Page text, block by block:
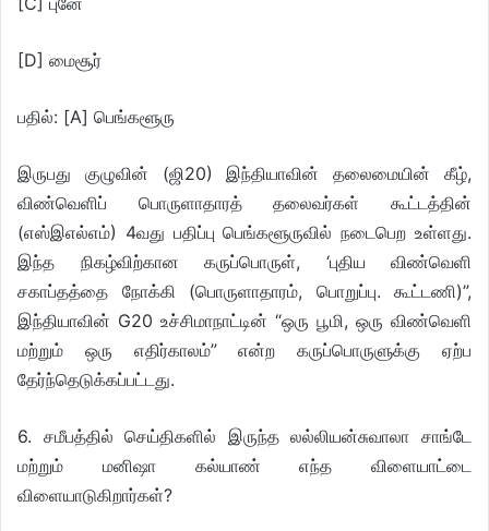
[D] மைசூர்
பதில்: [A] பெங்களூரு
இருபது குழுவின் (ஜி20) இந்தியாவின் தலைமையின் கீழ்,
விண்வெளிப் பொருளாதாரத் தலைவர்கள் கூட்டத்தின்
(எஸ்இஎல்எம்) 4வது பதிப்பு பெங்களூருவில் நடைபெற உள்ளது.
இந்த நிகழ்விற்கான கருப்பொருள், ‘புதிய விண்வெளி
சகாப்தத்தை நோக்கி (பொருளாதாரம், பொறுப்பு. கூட்டணி)”,
இந்தியாவின் G20 உச்சிமாநாட்டின் “ஒரு பூமி, ஒரு விண்வெளி
மற்றும் ஒரு எதிர்காலம்” என்ற கருப்பொருளுக்கு ஏற்ப
தேர்ந்தெடுக்கப்பட்டது.
6. சமீபத்தில் செய்திகளில் இருந்த லல்லியன்சுவாலா சாங்டே
மற்றும் மனிஷா கல்யாண் எந்த விளையாட்டை
விளையாடுகிறார்கள்?